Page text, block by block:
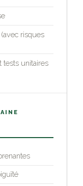
risques
tests unitaires